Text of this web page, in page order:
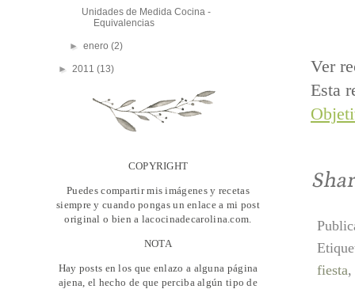
Ver
Esta
fiesta,
Unidades de Medida Cocina -
Equivalencias
►enero(2)
► 2011 (13)
COPYRIGHT
Puedes compartir mis imágenes y recetas
siempre y cuando pongas un enlace a mi post
original o bien a lacocinadecarolina.com.
NOTA
Hay posts en los que enlazo a alguna página
ajena, el hecho de que perciba algún tipo de